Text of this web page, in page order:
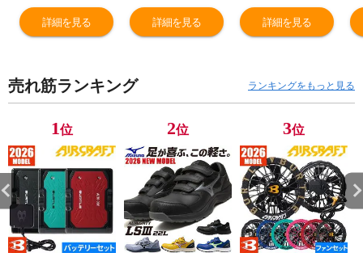
ンツ ストレッチ
綿 おしゃれ 人気
作業服 作業ズボ
ン ジーンズ メン
ーク マン 通年
オールシーズン
USD402
詳細を見る
ンツ ストレッチ
綿 おしゃれ 人気
作業服 作業ズボ
ン ジーンズ メン
ーク マン 通年
オールシーズン
USD402
詳細を見る
ンツ ストレッチ
綿 おしゃれ 人気
作業服 作業ズボ
ン ジーンズ メン
ーク マン 通年
オールシーズン
USD402
詳細を見る
売れ筋ランキング ランキングをもっと見る
1位 2位 3位